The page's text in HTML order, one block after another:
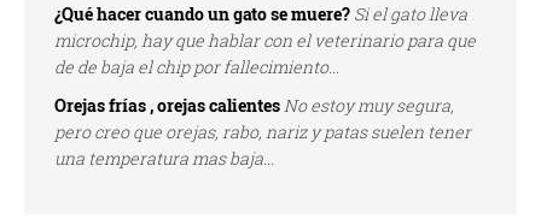
¿Qué hacer cuando un gato se muere? Si el gato lleva
microchip, hay que hablar con el veterinario para que
de de baja el chip por fallecimiento...
Orejas frías , orejas calientesNo estoy muy segura,
pero creo que orejas, rabo, nariz y patas suelen tener
una temperatura mas baja...